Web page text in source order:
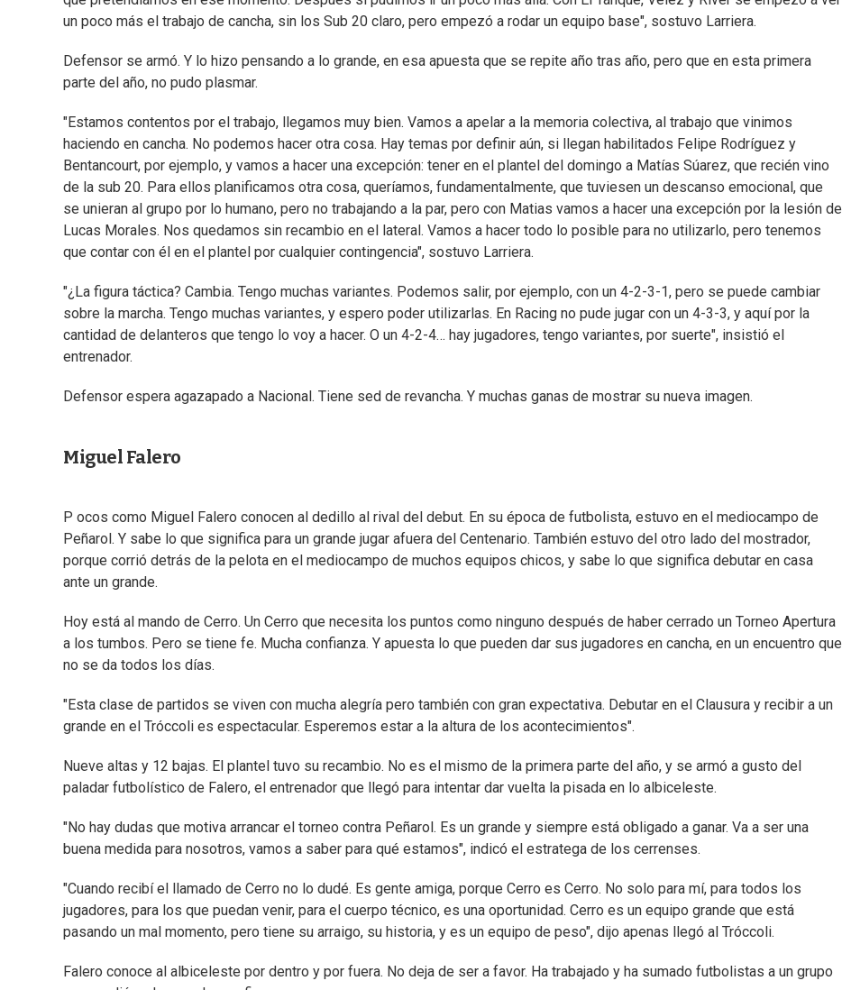
un poco más el trabajo de cancha, sin los Sub 20 claro, pero empezó a rodar un equipo base", sostuvo Larriera.
Defensor se armó. Y lo hizo pensando a lo grande, en esa apuesta que se repite año tras año, pero que en esta primera
parte del año, no pudo plasmar.
"Estamos contentos por el trabajo, llegamos muy bien. Vamos a apelar a la memoria colectiva, al trabajo que vinimos
haciendo en cancha. No podemos hacer otra cosa. Hay temas por definir aún, si llegan habilitados Felipe Rodríguez y
Bentancourt, por ejemplo, y vamos a hacer una excepción: tener en el plantel del domingo a Matías Súarez, que recién vino
de la sub 20. Para ellos planificamos otra cosa, queríamos, fundamentalmente, que tuviesen un descanso emocional, que
se unieran al grupo por lo humano, pero no trabajando a la par, pero con Matias vamos a hacer una excepción por la lesión de
Lucas Morales. Nos quedamos sin recambio en el lateral. Vamos a hacer todo lo posible para no utilizarlo, pero tenemos
que contar con él en el plantel por cualquier contingencia", sostuvo Larriera.
"¿La figura táctica? Cambia. Tengo muchas variantes. Podemos salir, por ejemplo, con un 4-2-3-1, pero se puede cambiar
sobre la marcha. Tengo muchas variantes, y espero poder utilizarlas. En Racing no pude jugar con un 4-3-3, y aquí por la
cantidad de delanteros que tengo lo voy a hacer. O un 4-2-4… hay jugadores, tengo variantes, por suerte", insistió el
entrenador.
Defensor espera agazapado a Nacional. Tiene sed de revancha. Y muchas ganas de mostrar su nueva imagen.
Miguel Falero
P ocos como Miguel Falero conocen al dedillo al rival del debut. En su época de futbolista, estuvo en el mediocampo de
Peñarol. Y sabe lo que significa para un grande jugar afuera del Centenario. También estuvo del otro lado del mostrador,
porque corrió detrás de la pelota en el mediocampo de muchos equipos chicos, y sabe lo que significa debutar en casa
ante un grande.
Hoy está al mando de Cerro. Un Cerro que necesita los puntos como ninguno después de haber cerrado un Torneo Apertura
a los tumbos. Pero se tiene fe. Mucha confianza. Y apuesta lo que pueden dar sus jugadores en cancha, en un encuentro que
no se da todos los días.
"Esta clase de partidos se viven con mucha alegría pero también con gran expectativa. Debutar en el Clausura y recibir a un
grande en el Tróccoli es espectacular. Esperemos estar a la altura de los acontecimientos".
Nueve altas y 12 bajas. El plantel tuvo su recambio. No es el mismo de la primera parte del año, y se armó a gusto del
paladar futbolístico de Falero, el entrenador que llegó para intentar dar vuelta la pisada en lo albiceleste.
"No hay dudas que motiva arrancar el torneo contra Peñarol. Es un grande y siempre está obligado a ganar. Va a ser una
buena medida para nosotros, vamos a saber para qué estamos", indicó el estratega de los cerrenses.
"Cuando recibí el llamado de Cerro no lo dudé. Es gente amiga, porque Cerro es Cerro. No solo para mí, para todos los
jugadores, para los que puedan venir, para el cuerpo técnico, es una oportunidad. Cerro es un equipo grande que está
pasando un mal momento, pero tiene su arraigo, su historia, y es un equipo de peso", dijo apenas llegó al Tróccoli.
Falero conoce al albiceleste por dentro y por fuera. No deja de ser a favor. Ha trabajado y ha sumado futbolistas a un grupo